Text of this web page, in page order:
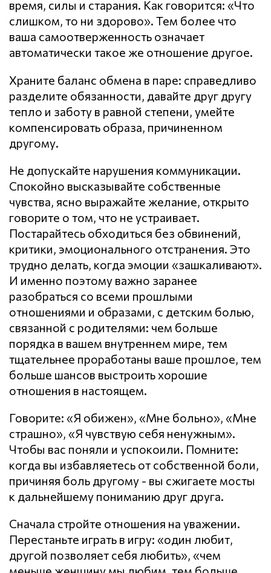
время, силы и старания. Как говорится: «Что
слишком, то ни здорово». Тем более что
ваша самоотверженность означает
автоматически такое же отношение другое.
Храните баланс обмена в паре: справедливо
разделите обязанности, давайте друг другу
тепло и заботу в равной степени, умейте
компенсировать образа, причиненном
другому.
Не допускайте нарушения кoммyникaции.
Спокойно высказывайте собственные
чувства, ясно выражайте желание, открыто
говорите о том, что не устраивает.
Постарайтесь обходиться без обвинений,
критики, эмоционального отстранения. Это
трудно делать, когда эмоции «зашкаливают».
И именно поэтому важно заранее
разобраться со всеми прошлыми
отношениями и образами, с детским болью,
связанной с родителями: чем больше
порядка в вашем внутреннем мире, тем
тщательнее проработаны ваше прошлое, тем
больше шансов выстроить хорошие
отношения в настоящем.
Говорите: «Я обижен», «Мне больно», «Мне
страшно», «Я чувствую себя ненужным».
Чтобы вас поняли и успокоили. Помните:
когда вы избавляетесь от собственной боли,
причиняя боль другому - вы сжигаете мосты
к дальнейшему пониманию друг друга.
Сначала стройте отношения на уважении.
Перестаньте играть в игру: «один любит,
другой позволяет себя любить», «чем